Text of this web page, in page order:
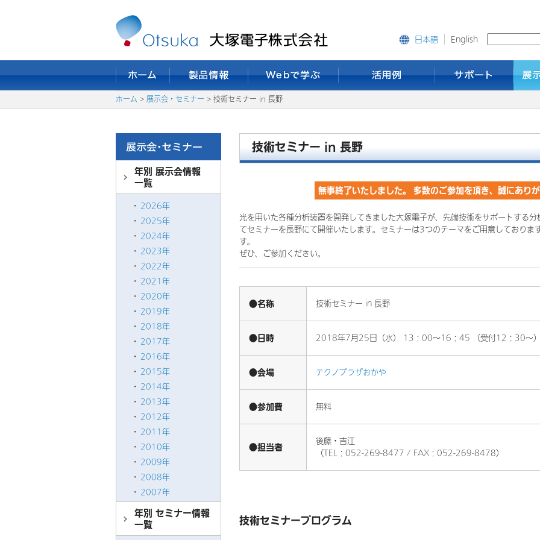
日本語 English
ホーム > 展示会・セミナー > 技術セミナー in 長野
年別 展示会情報
一覧
2026年
2025年
2024年
2023年
2022年
2021年
2020年
2019年
2018年
2017年
2016年
2015年
2014年
2013年
2012年
2011年
2010年
2009年
2008年
2007年
年別 セミナー情報
一覧
技術セミナー in 長野
無事終了いたしました。 多数のご参加を頂き、誠にあり
光を用いた各種分析装置を開発してきました大塚電子が、先端技術をサポートする
てセミナーを長野にて開催いたします。セミナーは3つのテーマをご用意しており
す。
ぜひ、ご参加ください。
●名称 技術セミナー in 長野
●日時 2018年7月25日（水） 13：00～16：45 （受付12：30～
●会場 テクノプラザおかや
●参加費 無料
●担当者
後藤・吉江
（TEL：052-269-8477 / FAX：052-269-8478）
技術セミナープログラム